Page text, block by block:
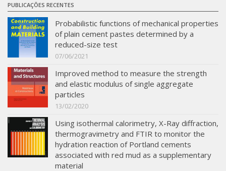
PUBLICAÇÕES RECENTES
Probabilistic functions of mechanical properties
of plain cement pastes determined by a
reduced-size test
07/06/2021
Improved method to measure the strength
and elastic modulus of single aggregate
particles
13/02/2020
Using isothermal calorimetry, X-Ray diffraction,
thermogravimetry and FTIR to monitor the
hydration reaction of Portland cements
associated with red mud as a supplementary
material